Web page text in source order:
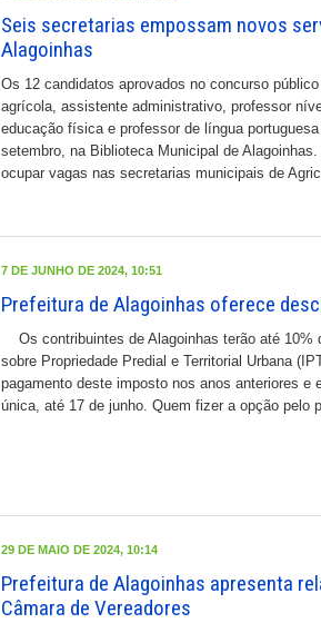
Seis secretarias empossam novos
Alagoinhas
Os 12 candidatos aprovados no concurso
agrícola, assistente administrativo, professor
educação física e professor de língua
setembro, na Biblioteca Municipal de
ocupar vagas nas secretarias municipais de
7 DE JUNHO DE 2024, 10:51
Prefeitura de Alagoinhas oferece
Os contribuintes de Alagoinhas terão até 10%
sobre Propriedade Predial e Territorial Urbana
pagamento deste imposto nos anos anteriores e
única, até 17 de junho. Quem fizer a opção pelo
29 DE MAIO DE 2024, 10:14
Prefeitura de Alagoinhas apresenta
Câmara de Vereadores